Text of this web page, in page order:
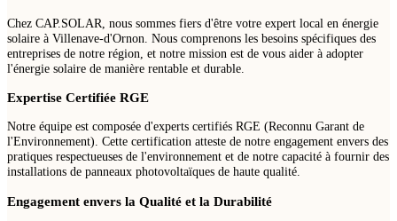
Chez CAP.SOLAR, nous sommes fiers d'être votre expert local en énergie
solaire à Villenave-d'Ornon. Nous comprenons les besoins spécifiques des
entreprises de notre région, et notre mission est de vous aider à adopter
l'énergie solaire de manière rentable et durable.
Expertise Certifiée RGE
Notre équipe est composée d'experts certifiés RGE (Reconnu Garant de
l'Environnement). Cette certification atteste de notre engagement envers des
pratiques respectueuses de l'environnement et de notre capacité à fournir des
installations de panneaux photovoltaïques de haute qualité.
Engagement envers la Qualité et la Durabilité